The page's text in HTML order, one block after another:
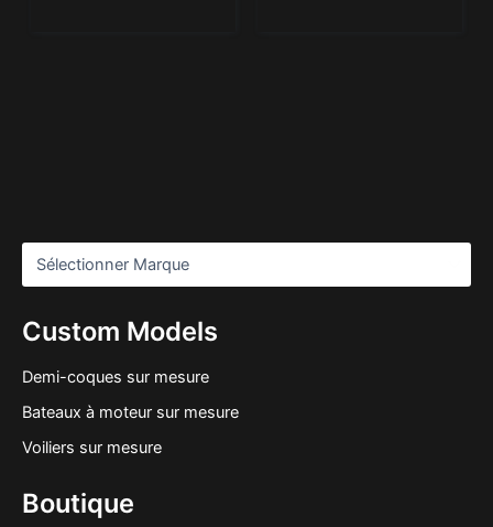
Custom Models
Demi-coques sur mesure
Bateaux à moteur sur mesure
Voiliers sur mesure
Boutique